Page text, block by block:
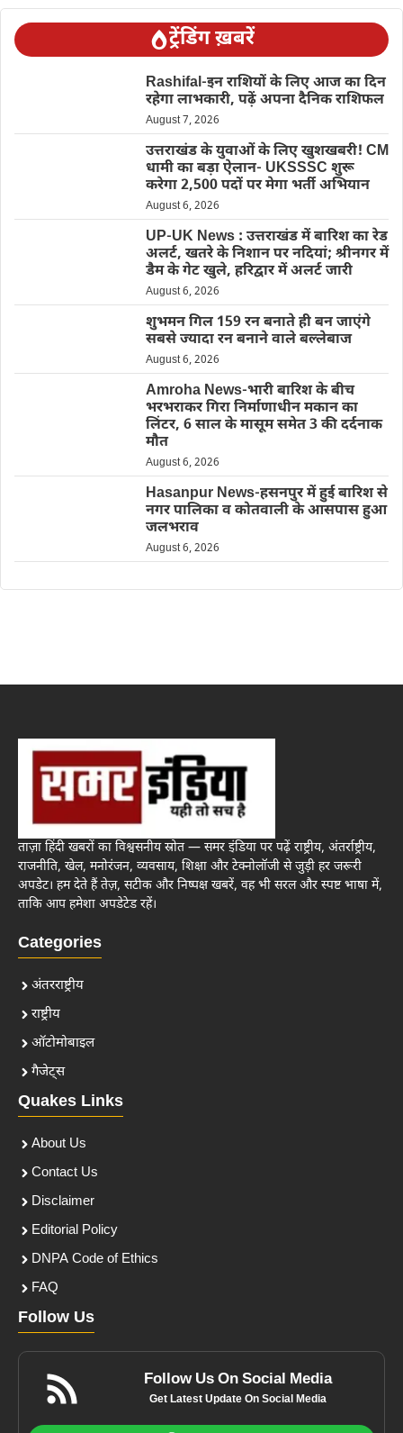
ट्रेंडिंग ख़बरें
Rashifal-इन राशियों के लिए आज का दिन
रहेगा लाभकारी, पढ़ें अपना दैनिक राशिफल
August 7, 2026
उत्तराखंड के युवाओं के लिए खुशखबरी! CM
धामी का बड़ा ऐलान- UKSSSC शुरू
करेगा 2,500 पदों पर मेगा भर्ती अभियान
August 6, 2026
UP-UK News : उत्तराखंड में बारिश का रेड
अलर्ट, खतरे के निशान पर नदियां; श्रीनगर में
डैम के गेट खुले, हरिद्वार में अलर्ट जारी
August 6, 2026
शुभमन गिल 159 रन बनाते ही बन जाएंगे
सबसे ज्यादा रन बनाने वाले बल्लेबाज
August 6, 2026
Amroha News-भारी बारिश के बीच
भरभराकर गिरा निर्माणाधीन मकान का
लिंटर, 6 साल के मासूम समेत 3 की दर्दनाक
मौत
August 6, 2026
Hasanpur News-हसनपुर में हुई बारिश से
नगर पालिका व कोतवाली के आसपास हुआ
जलभराव
August 6, 2026
ताज़ा हिंदी खबरों का विश्वसनीय स्रोत — समर इंडिया पर पढ़ें राष्ट्रीय, अंतर्राष्ट्रीय,
राजनीति, खेल, मनोरंजन, व्यवसाय, शिक्षा और टेक्नोलॉजी से जुड़ी हर जरूरी
अपडेट। हम देते हैं तेज़, सटीक और निष्पक्ष खबरें, वह भी सरल और स्पष्ट भाषा में,
ताकि आप हमेशा अपडेटेड रहें।
Categories
अंतरराष्ट्रीय
राष्ट्रीय
ऑटोमोबाइल
गैजेट्स
Quakes Links
About Us
Contact Us
Disclaimer
Editorial Policy
DNPA Code of Ethics
FAQ
Follow Us
Follow Us On Social Media
Get Latest Update On Social Media